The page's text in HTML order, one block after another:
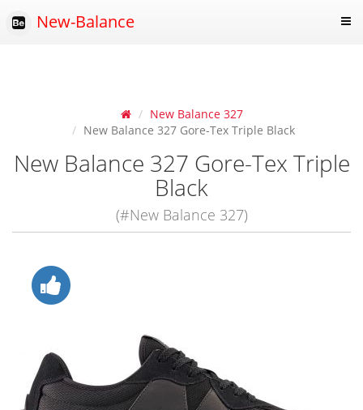
New-Balance
New Balance 327
New Balance 327 Gore-Tex Triple Black
New Balance 327 Gore-Tex Triple
Black
(#New Balance 327)